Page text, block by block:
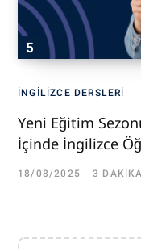
İNGILIZCE DERSLERI
Yeni Eğitim
İçinde İngilizce
18/08/2025 3